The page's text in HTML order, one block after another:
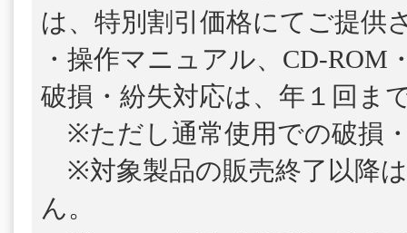
は、特別割引価格にてご提供
・操作マニュアル、CD-ROM
破損・紛失対応は、年１回ま
※ただし通常使用での破損
※対象製品の販売終了以降
ん。